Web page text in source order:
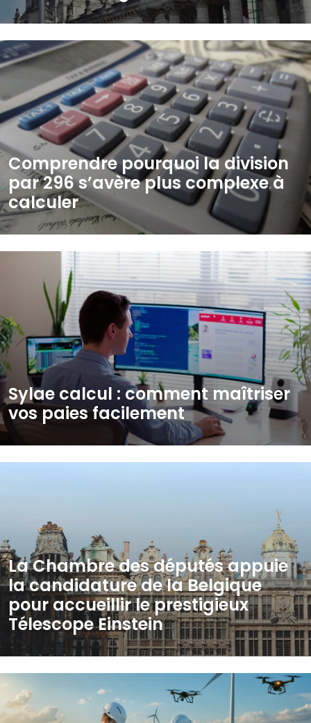
Comprendre pourquoi la division
par 296 s’avère plus complexe à
calculer
Sylae calcul : comment maîtriser
vos paies facilement
La Chambre des députés appuie
la candidature de la Belgique
pour accueillir le prestigieux
Télescope Einstein